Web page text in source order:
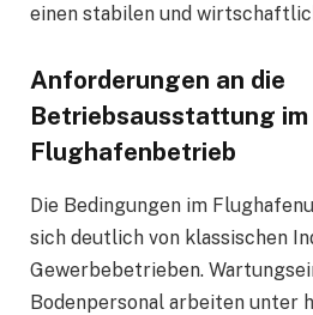
einen stabilen und
Anforderungen an die
Betriebsausstattung im
Flughafenbetrieb
Die Bedingungen im
sich deutlich von klassischen
Gewerbebetrieben.
Bodenpersonal arbeiten unter